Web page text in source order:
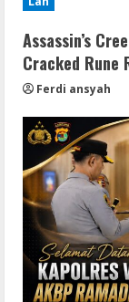
Assassin’s
Cracked Rune
Ferdi ansyah